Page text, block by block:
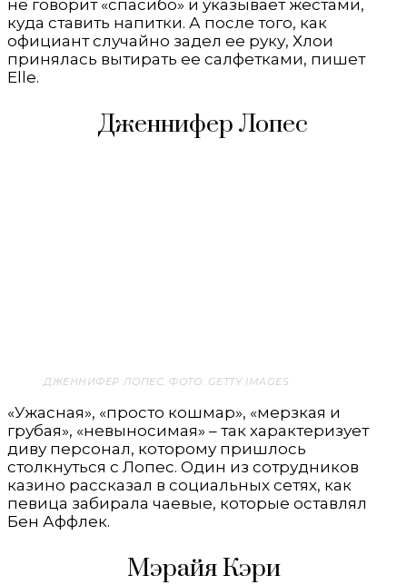
не говорит «спасибо» и указывает жестами,
куда ставить напитки. А после того, как
официант случайно задел ее руку, Хлои
принялась вытирать ее салфетками, пишет
Elle.
Дженнифер Лопес
ДЖЕННИФЕР ЛОПЕС. ФОТО: GETTY IMAGES
«Ужасная», «просто кошмар», «мерзкая и
грубая», «невыносимая» – так характеризует
диву персонал, которому пришлось
столкнуться с Лопес. Один из сотрудников
казино рассказал в социальных сетях, как
певица забирала чаевые, которые оставлял
Бен Аффлек.
Мэрайя Кэри